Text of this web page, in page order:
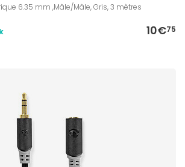
6.35 mm ,Mâle/Mâle, Gris, 3 mètres
10€75